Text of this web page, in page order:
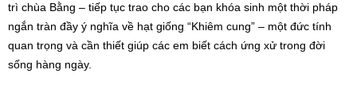
trì chùa Bằng – tiếp tục trao cho các bạn khóa sinh một thời pháp
ngắn tràn đầy ý nghĩa về hạt giống “Khiêm cung” – một đức tính
quan trọng và cần thiết giúp các em biết cách ứng xử trong đời
sống hàng ngày.